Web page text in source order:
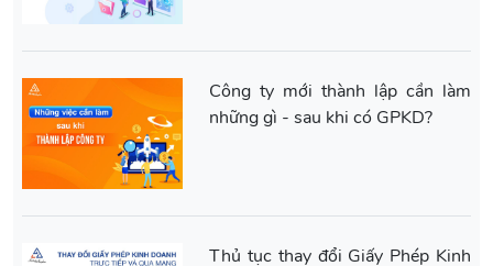
Công ty mới thành lập cần làm
những gì - sau khi có GPKD?
Thủ tục thay đổi Giấy Phép Kinh